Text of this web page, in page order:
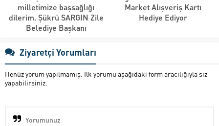
milletimize başsağlığı
dilerim. Şükrü SARGIN Zile
Belediye Başkanı
Market Alışveriş Kartı
Hediye Ediyor
Ziyaretçi Yorumları
Henüz yorum yapılmamış. İlk yorumu aşağıdaki form aracılığıyla siz
yapabilirsiniz.